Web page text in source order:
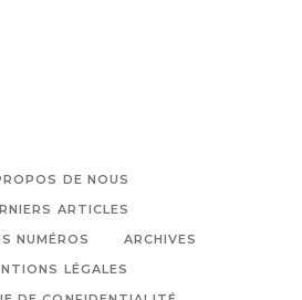
DE NOUS
ARTICLES
NUMÉROS
ARCHIVES
LÉGALES